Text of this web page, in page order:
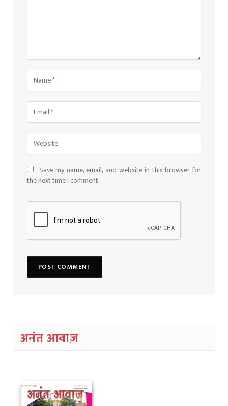
Save my name, email, and website in this browser for
the next time I comment.
अनंत आवाज़